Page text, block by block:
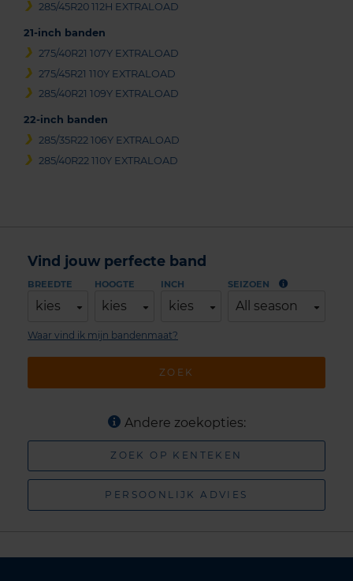
285/45R20 112H EXTRALOAD
21-inch banden
275/40R21 107Y EXTRALOAD
275/45R21 110Y EXTRALOAD
285/40R21 109Y EXTRALOAD
22-inch banden
285/35R22 106Y EXTRALOAD
285/40R22 110Y EXTRALOAD
Vind jouw perfecte band
BREEDTE
kies
HOOGTE
kies
INCH
kies
SEIZOEN
All season
ZOEK
Waar vind ik mijn bandenmaat?
Andere zoekopties:
ZOEK OP KENTEKEN
PERSOONLIJK ADVIES